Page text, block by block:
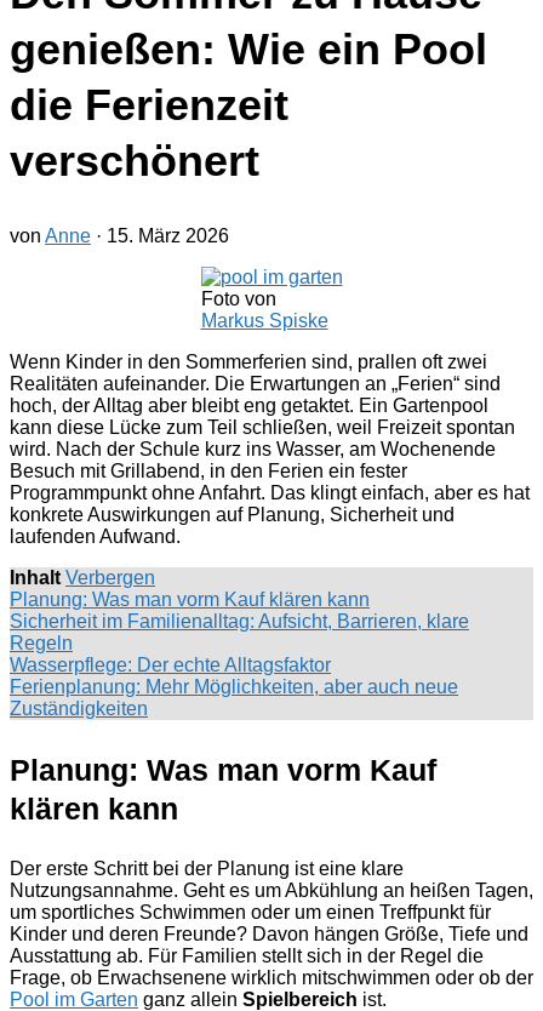
genießen: Wie ein Pool
die Ferienzeit
verschönert
von Anne · 15. März 2026
Foto von
Markus Spiske
Wenn Kinder in den Sommerferien sind, prallen oft zwei
Realitäten aufeinander. Die Erwartungen an „Ferien“ sind
hoch, der Alltag aber bleibt eng getaktet. Ein Gartenpool
kann diese Lücke zum Teil schließen, weil Freizeit spontan
wird. Nach der Schule kurz ins Wasser, am Wochenende
Besuch mit Grillabend, in den Ferien ein fester
Programmpunkt ohne Anfahrt. Das klingt einfach, aber es hat
konkrete Auswirkungen auf Planung, Sicherheit und
laufenden Aufwand.
Inhalt Verbergen
Planung: Was man vorm Kauf klären kann
Sicherheit im Familienalltag: Aufsicht, Barrieren, klare
Regeln
Wasserpflege: Der echte Alltagsfaktor
Ferienplanung: Mehr Möglichkeiten, aber auch neue
Zuständigkeiten
Planung: Was man vorm Kauf
klären kann
Der erste Schritt bei der Planung ist eine klare
Nutzungsannahme. Geht es um Abkühlung an heißen Tagen,
um sportliches Schwimmen oder um einen Treffpunkt für
Kinder und deren Freunde? Davon hängen Größe, Tiefe und
Ausstattung ab. Für Familien stellt sich in der Regel die
Frage, ob Erwachsenene wirklich mitschwimmen oder ob der
Pool im Garten ganz allein Spielbereich ist.